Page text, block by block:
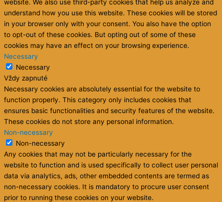
website. We also use third-party cookies that help us analyze and
understand how you use this website. These cookies will be stored
in your browser only with your consent. You also have the option
to opt-out of these cookies. But opting out of some of these
cookies may have an effect on your browsing experience.
Necessary
Necessary
Vždy zapnuté
Necessary cookies are absolutely essential for the website to
function properly. This category only includes cookies that
ensures basic functionalities and security features of the website.
These cookies do not store any personal information.
Non-necessary
Non-necessary
Any cookies that may not be particularly necessary for the
website to function and is used specifically to collect user personal
data via analytics, ads, other embedded contents are termed as
non-necessary cookies. It is mandatory to procure user consent
prior to running these cookies on your website.